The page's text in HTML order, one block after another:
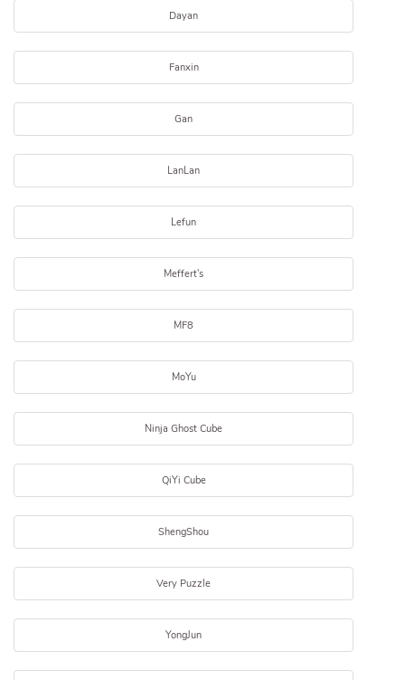
Dayan
Fanxin
Gan
LanLan
Lefun
Meffert's
MF8
MoYu
Ninja Ghost Cube
QiYi Cube
ShengShou
Very Puzzle
YongJun